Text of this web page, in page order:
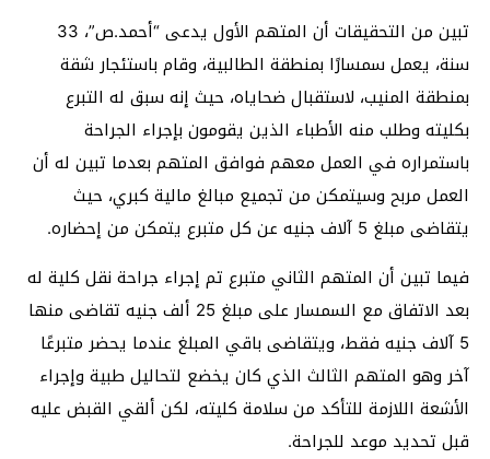
تبين من التحقيقات أن المتهم الأول يدعى “أحمد.ص”، 33
سنة، يعمل سمسارًا بمنطقة الطالبية، وقام باستئجار شقة
بمنطقة المنيب، لاستقبال ضحاياه، حيث إنه سبق له التبرع
بكليته وطلب منه الأطباء الذين يقومون بإجراء الجراحة
باستمراره في العمل معهم فوافق المتهم بعدما تبين له أن
العمل مربح وسيتمكن من تجميع مبالغ مالية كبري، حيث
يتقاضى مبلغ 5 آلاف جنيه عن كل متبرع يتمكن من إحضاره.
فيما تبين أن المتهم الثاني متبرع تم إجراء جراحة نقل كلية له
بعد الاتفاق مع السمسار على مبلغ 25 ألف جنيه تقاضى منها
5 آلاف جنيه فقط، ويتقاضى باقي المبلغ عندما يحضر متبرعًا
آخر وهو المتهم الثالث الذي كان يخضع لتحاليل طبية وإجراء
الأشعة اللازمة للتأكد من سلامة كليته، لكن ألقي القبض عليه
قبل تحديد موعد للجراحة.